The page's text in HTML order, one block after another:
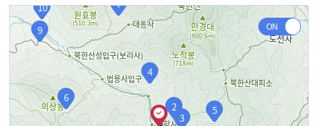
0
2
3
4
5
6
7
9
10